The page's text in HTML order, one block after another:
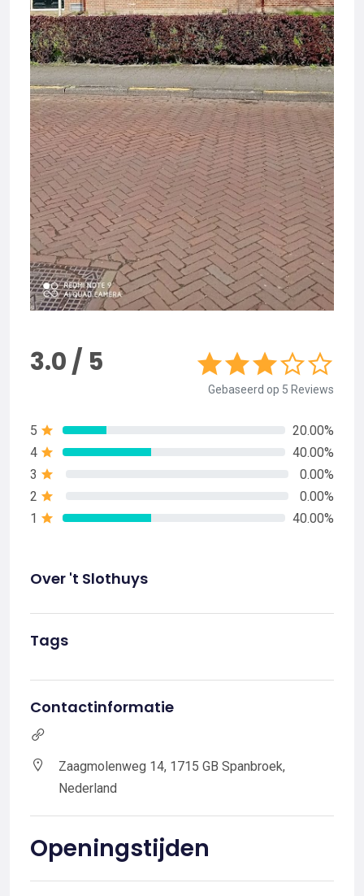
3.0 / 5
Gebaseerd op 5 Reviews
5
20.00%
4
40.00%
3
0.00%
2
0.00%
1
40.00%
Over 't Slothuys
Tags
Contactinformatie
Zaagmolenweg 14, 1715 GB Spanbroek,
Nederland
Openingstijden